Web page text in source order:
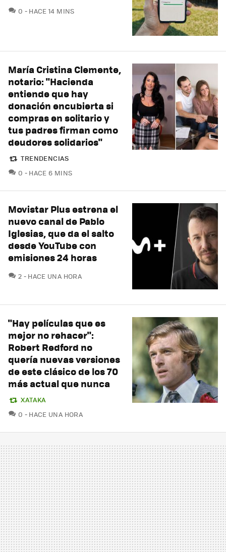
0 COMENTARIOS
HACE 14 MINS
María Cristina Clemente,
notario: "Hacienda
entiende que hay
donación encubierta si
compras en solitario y
tus padres firman como
deudores solidarios"
TRENDENCIAS
0 COMENTARIOS
HACE 6 MINS
Movistar Plus estrena el
nuevo canal de Pablo
Iglesias, que da el salto
desde YouTube con
emisiones 24 horas
2 COMENTARIOS
HACE UNA HORA
"Hay películas que es
mejor no rehacer":
Robert Redford no
quería nuevas versiones
de este clásico de los 70
más actual que nunca
XATAKA
0 COMENTARIOS
HACE UNA HORA